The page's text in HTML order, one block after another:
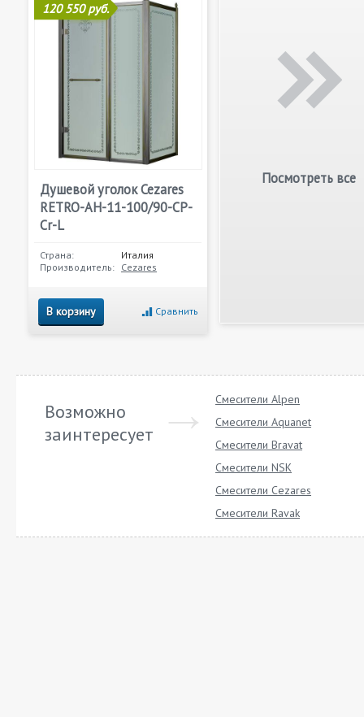
120 550 руб.
Душевой уголок Cezares
RETRO-AH-11-100/90-CP-
Cr-L
Страна:
Италия
Производитель: Cezares
В корзину Сравнить
Посмотреть все
Возможно
заинтересует
Смесители Alpen
Смесители Aquanet
Смесители Bravat
Смесители NSK
Смесители Cezares
Смесители Ravak